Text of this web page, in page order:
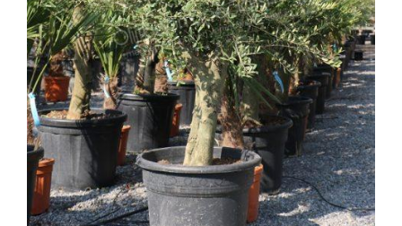
Treesafe
VORSTBESCHERMINGVOORBOMEN.NL
WINTERSCHUTZFUERBAEUME.DE
FROSTPROTECTIONFORTREES.CO.UK
Terracotta
TERRACOTTA.NL
TERRACOTTA.BE
TERRAKOTTA.DE